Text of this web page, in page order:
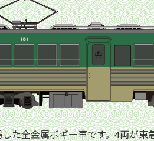
全金属ボギー車です。4両が東